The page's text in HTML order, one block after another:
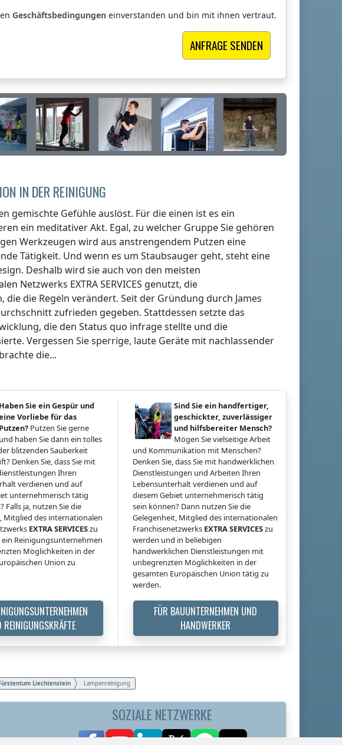
Geschäftsbedingungen einverstanden und bin mit ihnen vertraut.
IN DER REINIGUNG
gemischte Gefühle auslöst. Für die einen ist es ein
ein meditativer Akt. Egal, zu welcher Gruppe Sie gehören
Werkzeugen wird aus anstrengendem Putzen eine
Tätigkeit. Und wenn es um Staubsauger geht, steht eine
Deshalb wird sie auch von den meisten
Netzwerks EXTRA SERVICES genutzt, die
die Regeln verändert. Seit der Gründung durch James
zufrieden gegeben. Stattdessen setzte das
die den Status quo infrage stellte und die
Vergessen Sie sperrige, laute Geräte mit nachlassender
die...
Haben Sie ein Gespür und
Vorliebe für das
Putzen? Putzen Sie gerne
und haben Sie dann ein tolles
blitzenden Sauberkeit
Denken Sie, dass Sie mit
Ihren
verdienen und auf
unternehmerisch tätig
Falls ja, nutzen Sie die
Mitglied des internationalen
EXTRA SERVICESzu
Reinigungsunternehmen
Möglichkeiten in der
Union zu
REINIGUNGSKRÄFTE
Sind Sie ein handfertiger,
geschickter, zuverlässiger
und hilfsbereiter Mensch?
Mögen Sie vielseitige Arbeit
und Kommunikation mit Menschen?
Denken Sie, dass Sie mit handwerklichen
Dienstleistungen und Arbeiten Ihren
Lebensunterhalt verdienen und auf
diesem Gebiet unternehmerisch tätig
sein können? Dann nutzen Sie die
Gelegenheit, Mitglied des internationalen
Franchisenetzwerks EXTRA SERVICESzu
werden und in beliebigen
handwerklichen Dienstleistungen mit
unbegrenzten Möglichkeiten in der
gesamten Europäischen Union tätig zu
werden.
FÜR BAUUNTERNEHMEN UND
HANDWERKER
Liechtenstein Lampenreinigung
SOZIALE NETZWERKE